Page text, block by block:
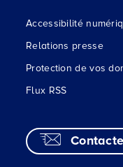
Accessibilité
Relations presse
Protection de vos
Flux RSS